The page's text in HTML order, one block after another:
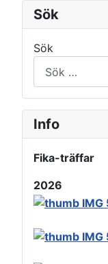
Sök
Sök
Info
Fika-träffar
2026